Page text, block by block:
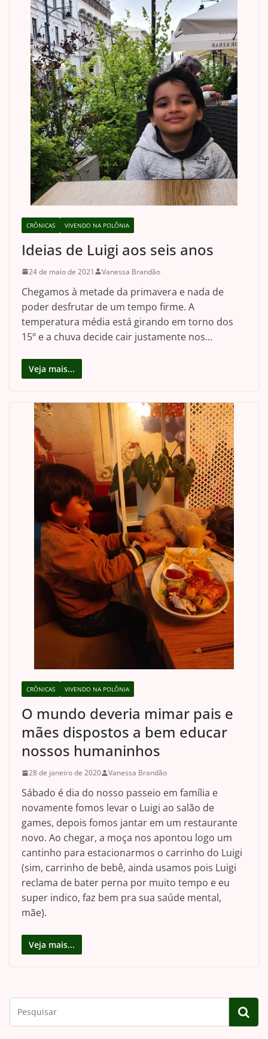
CRÔNICAS VIVENDO NA POLÔNIA
Ideias de Luigi aos seis anos
24 de maio de 2021 Vanessa Brandão
Chegamos à metade da primavera e nada de
poder desfrutar de um tempo firme. A
temperatura média está girando em torno dos
15º e a chuva decide cair justamente nos…
Veja mais...
CRÔNICAS VIVENDO NA POLÔNIA
O mundo deveria mimar pais e
mães dispostos a bem educar
nossos humaninhos
28 de janeiro de 2020 Vanessa Brandão
Sábado é dia do nosso passeio em família e
novamente fomos levar o Luigi ao salão de
games, depois fomos jantar em um restaurante
novo. Ao chegar, a moça nos apontou logo um
cantinho para estacionarmos o carrinho do Luigi
(sim, carrinho de bebê, ainda usamos pois Luigi
reclama de bater perna por muito tempo e eu
super indico, faz bem pra sua saúde mental,
mãe).
Veja mais...